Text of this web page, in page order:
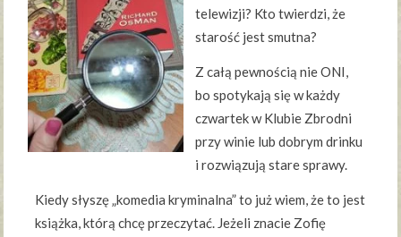
telewizji? Kto twierdzi, że
starość jest smutna?
Z całą pewnością nie ONI,
bo spotykają się w każdy
czwartek w Klubie Zbrodni
przy winie lub dobrym drinku
i rozwiązują stare sprawy.
Kiedy słyszę „komedia kryminalna” to już wiem, że to jest
książka, którą chcę przeczytać. Jeżeli znacie Zofię